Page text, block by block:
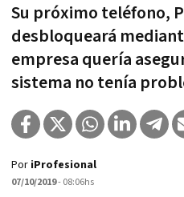
Su próximo teléfono,
desbloqueará
empresa quería
sistema no tenía
Por iProfesional
07/10/2019- 08:06hs